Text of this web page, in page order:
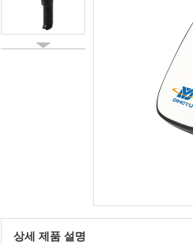
상세 제품 설명